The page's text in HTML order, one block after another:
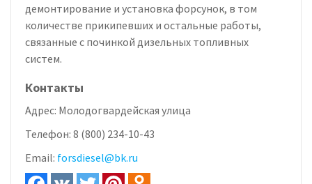
демонтирование и установка форсунок, в том
количестве прикипевших и остальные работы,
связанные с починкой дизельных топливных
систем.
Контакты
Адрес: Молодогвардейская улица
Телефон: 8 (800) 234-10-43
Email: forsdiesel@bk.ru